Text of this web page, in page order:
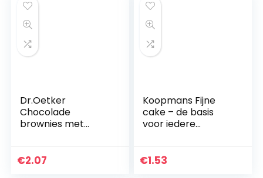
Dr.Oetker
Chocolade
brownies met
g)
€2.07
Koopmans Fijne
cake – de basis
voor iedere
(400 g)
€1.53